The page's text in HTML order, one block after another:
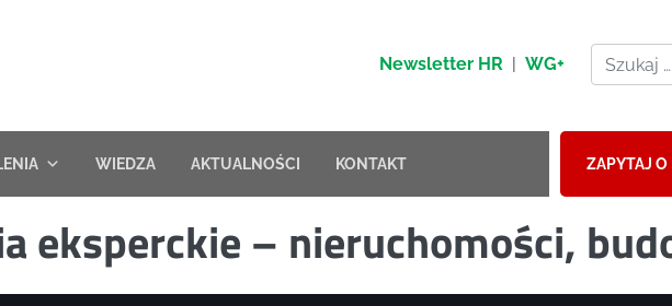
Newsletter HR | WG+
WIEDZA AKTUALNOŚCI KONTAKT ZAPYTAJ
eksperckie – nieruchomości,